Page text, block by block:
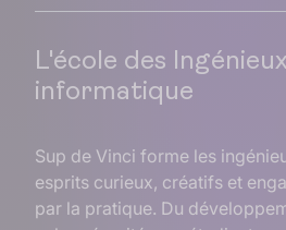
L'école des
informatique
Sup de Vinci forme les
esprits curieux, créatifs et
par la pratique. Du